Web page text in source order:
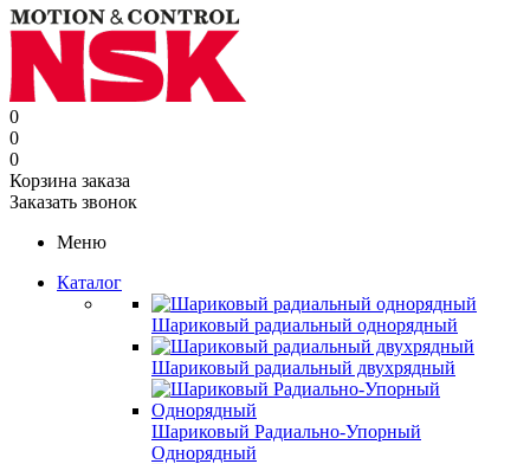
0
0
0
Корзина заказа
Заказать звонок
Меню
Каталог
Шариковый радиальный однорядный
Шариковый радиальный двухрядный
Шариковый Радиально-Упорный
Однорядный